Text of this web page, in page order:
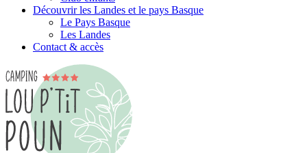
Découvrir les Landes et le pays Basque
Le Pays Basque
Les Landes
Contact & accès